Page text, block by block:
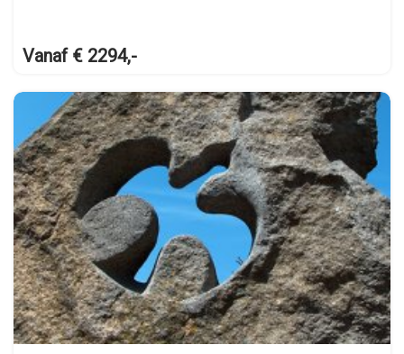
Vanaf € 2294,-